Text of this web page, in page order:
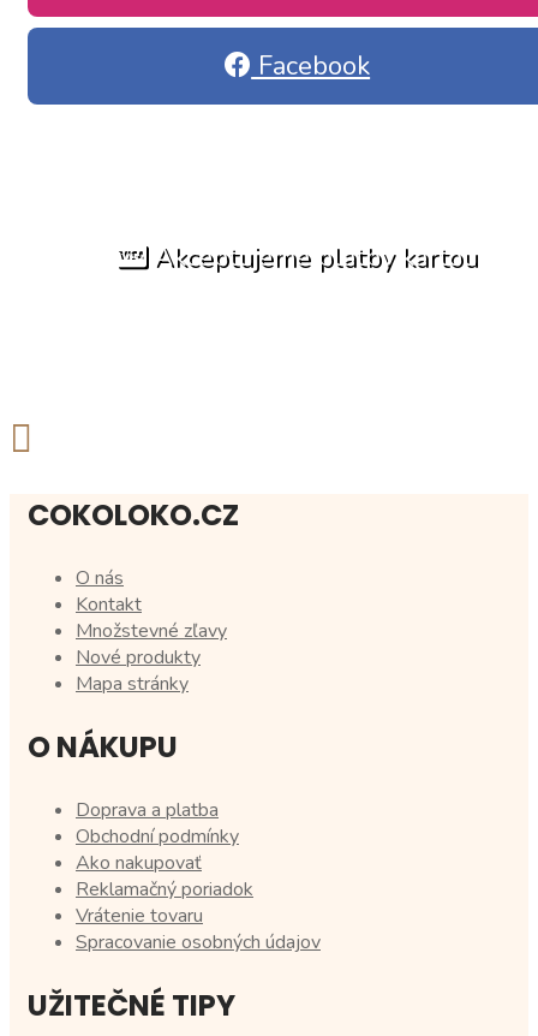
Facebook
Akceptujeme platby kartou
COKOLOKO.CZ
O nás
Kontakt
Množstevné zľavy
Nové produkty
Mapa stránky
O NÁKUPU
Doprava a platba
Obchodní podmínky
Ako nakupovať
Reklamačný poriadok
Vrátenie tovaru
Spracovanie osobných údajov
UŽITEČNÉ TIPY